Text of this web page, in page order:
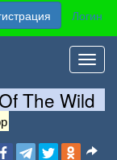
Логин
The Wild